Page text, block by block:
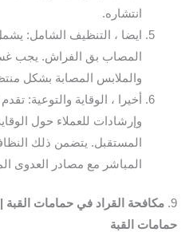
انتشاره.
ايضا ، التنظيف الشامل:
المصاب بق الفراش. يجب
والملابس المصابة بشكل
أخيرا ، الوقاية والتوعية:
وإرشادات للعملاء حول
المستقبل. يتضمن ذلك
المباشر مع مصادر العدوى
9. مكافحة القراد في حمامات
حمامات القبة